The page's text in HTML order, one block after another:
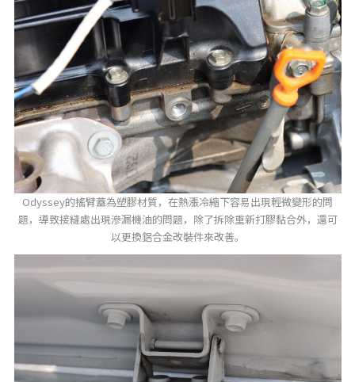
Odyssey的搖臂蓋為塑膠材質，在熱漲冷縮下容易出現輕微變形的問
題，導致接縫處出現滲漏機油的問題，除了拆除重新打膠黏合外，還可
以更換鋁合金改裝件來改善。